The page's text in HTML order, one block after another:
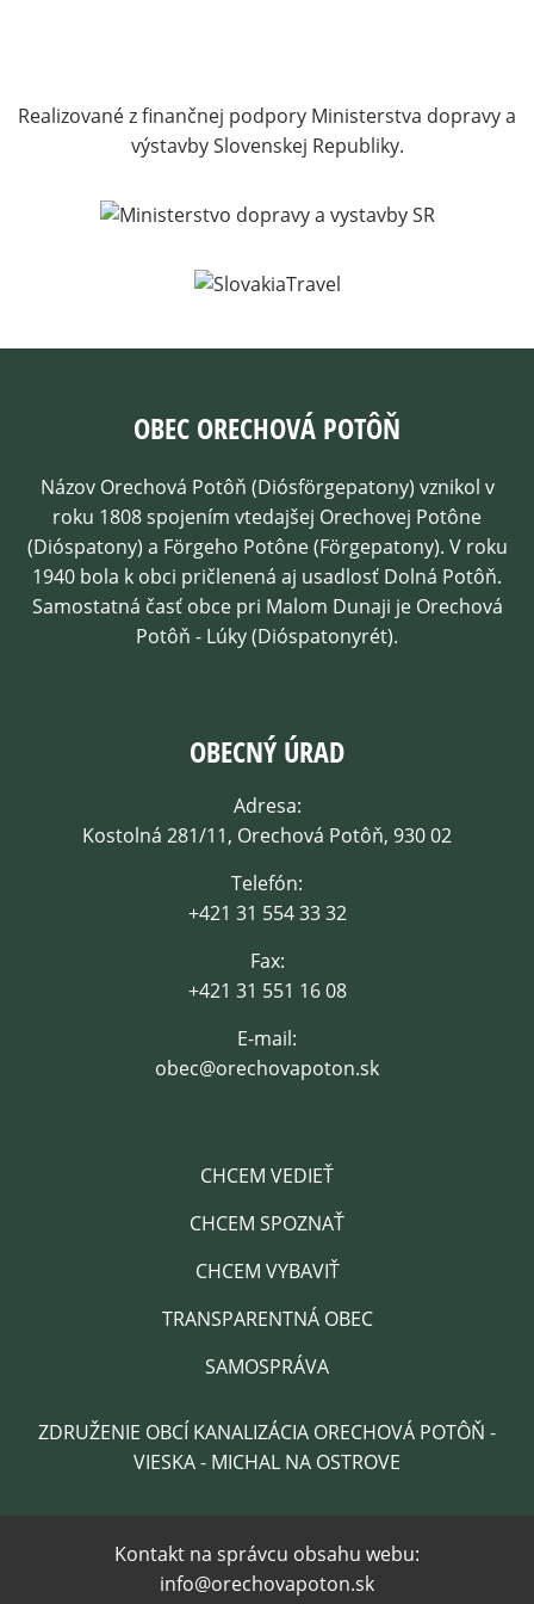
Realizované z finančnej podpory Ministerstva dopravy a
výstavby Slovenskej Republiky.
OBEC ORECHOVÁ POTÔŇ
Názov Orechová Potôň (Diósförgepatony) vznikol v
roku 1808 spojením vtedajšej Orechovej Potône
(Dióspatony) a Förgeho Potône (Förgepatony). V roku
1940 bola k obci pričlenená aj usadlosť Dolná Potôň.
Samostatná časť obce pri Malom Dunaji je Orechová
Potôň - Lúky (Dióspatonyrét).
CHCEM VEDIEŤ
CHCEM SPOZNAŤ
CHCEM VYBAVIŤ
TRANSPARENTNÁ OBEC
SAMOSPRÁVA
OBECNÝ ÚRAD
Adresa:
Kostolná 281/11, Orechová Potôň, 930 02
Telefón:
+421 31 554 33 32
Fax:
+421 31 551 16 08
E-mail:
obec@orechovapoton.sk
ZDRUŽENIE OBCÍ KANALIZÁCIA ORECHOVÁ POTÔŇ -
VIESKA - MICHAL NA OSTROVE
Kontakt na správcu obsahu webu:
info@orechovapoton.sk